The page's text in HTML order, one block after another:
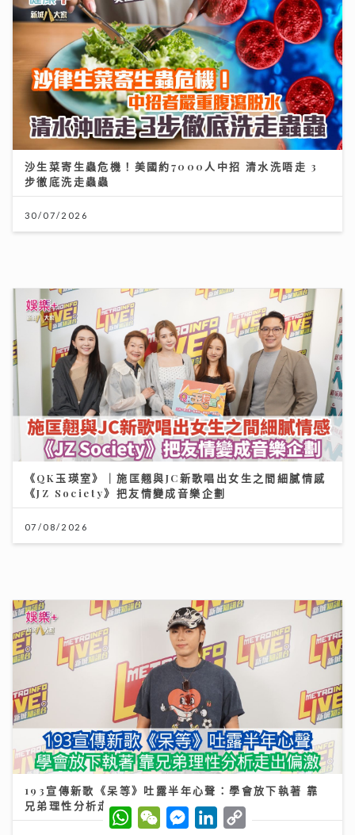
沙生菜寄生蟲危機！美國約7000人中招 清水洗唔走 3
步徹底洗走蟲蟲
30/07/2026
《QK玉瑛室》｜施匡翹與JC新歌唱出女生之間細膩情感
《JZ Society》把友情變成音樂企劃
07/08/2026
193宣傳新歌《呆等》吐露半年心聲：學會放下執著 靠
兄弟理性分析走出偏激
10/07/2026
W
h
W
e
M
e
L
o